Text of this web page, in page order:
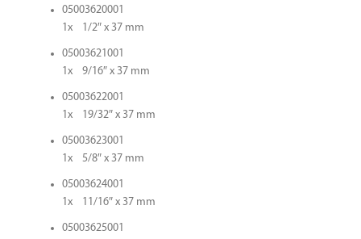
05003620001
1x 1/2″ x 37 mm
05003621001
1x 9/16″ x 37 mm
05003622001
1x 19/32″ x 37 mm
05003623001
1x 5/8″ x 37 mm
05003624001
1x 11/16″ x 37 mm
05003625001